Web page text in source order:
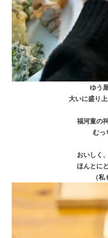
ゆう
大いに盛り
福河童の
むっ
おいしく
ほんとに
（